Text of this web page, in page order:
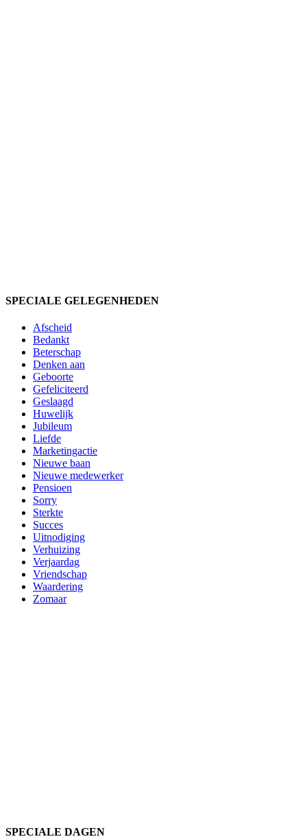
SPECIALE GELEGENHEDEN
Afscheid
Bedankt
Beterschap
Denken aan
Geboorte
Gefeliciteerd
Geslaagd
Huwelijk
Jubileum
Liefde
Marketingactie
Nieuwe baan
Nieuwe medewerker
Pensioen
Sorry
Sterkte
Succes
Uitnodiging
Verhuizing
Verjaardag
Vriendschap
Waardering
Zomaar
SPECIALE DAGEN